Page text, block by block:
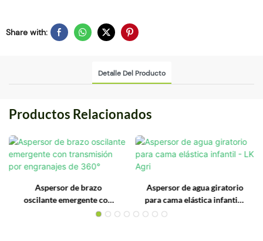
Share with:
Detalle Del Producto
Productos Relacionados
Aspersor de brazo
oscilante emergente con
transmisión por engranajes
Aspersor de agua giratorio
para cama elástica infantil -